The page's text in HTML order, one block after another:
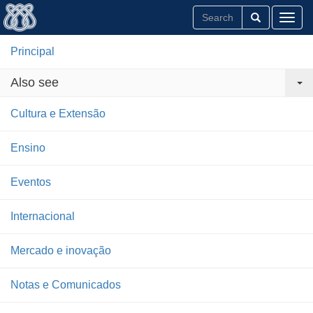
Principal
Also see
Cultura e Extensão
Ensino
Eventos
Internacional
Mercado e inovação
Notas e Comunicados